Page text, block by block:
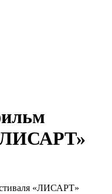
«ЛИСАРТ»